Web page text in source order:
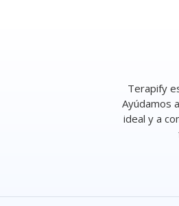
Terapify
Ayúdamos
ideal y a